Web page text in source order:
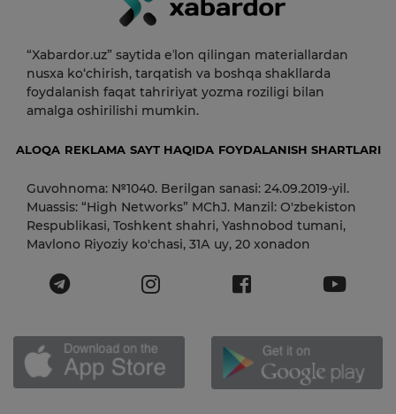
“Xabardor.uz” saytida eʼlon qilingan materiallardan
nusxa ko‘chirish, tarqatish va boshqa shakllarda
foydalanish faqat tahririyat yozma roziligi bilan
amalga oshirilishi mumkin.
ALOQA REKLAMA SAYT HAQIDA FOYDALANISH SHARTLARI
Guvohnoma: №1040. Berilgan sanasi: 24.09.2019-yil.
Muassis: “High Networks” MChJ. Manzil: O'zbekiston
Respublikasi, Toshkent shahri, Yashnobod tumani,
Mavlono Riyoziy ko'chasi, 31А uy, 20 xonadon